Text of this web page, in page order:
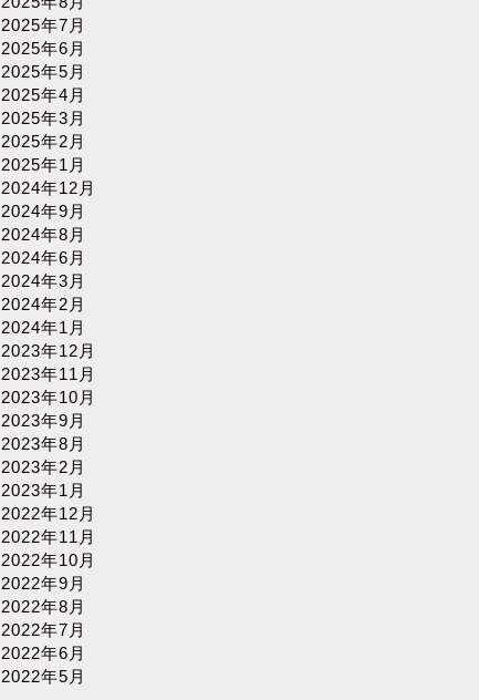
2025年7月
2025年6月
2025年5月
2025年4月
2025年3月
2025年2月
2025年1月
2024年12月
2024年9月
2024年8月
2024年6月
2024年3月
2024年2月
2024年1月
2023年12月
2023年11月
2023年10月
2023年9月
2023年8月
2023年2月
2023年1月
2022年12月
2022年11月
2022年10月
2022年9月
2022年8月
2022年7月
2022年6月
2022年5月